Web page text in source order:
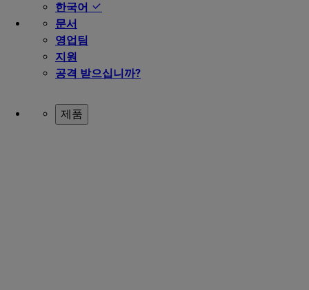
한국어
문서
영업팀
지원
공격 받으십니까?
제품